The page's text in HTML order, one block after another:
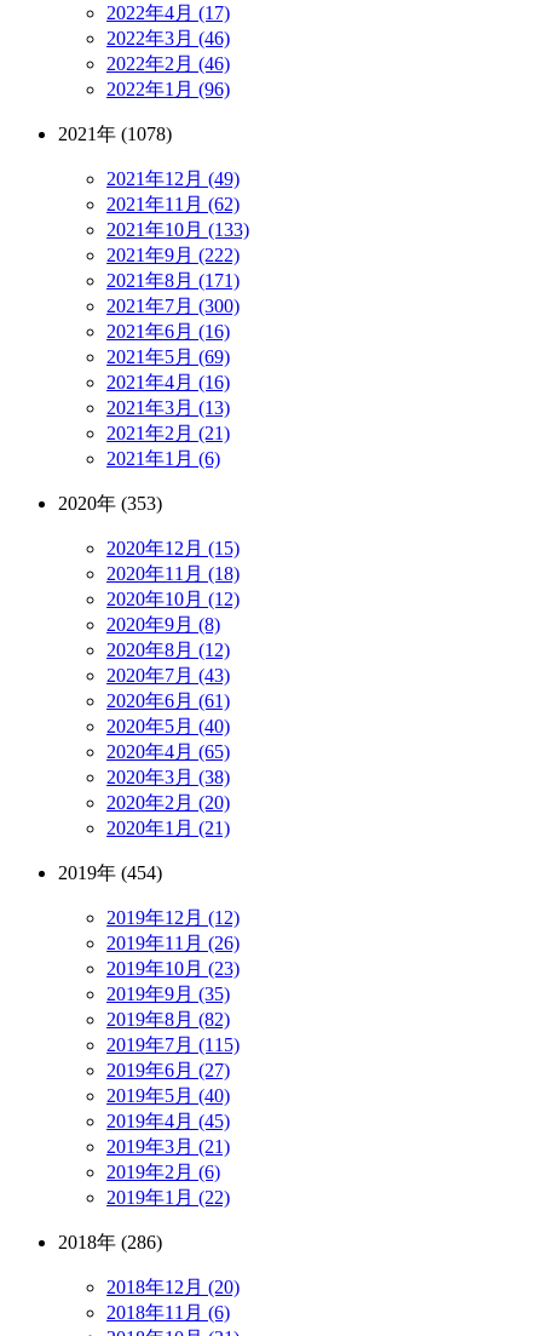
2022年4月 (17)
2022年3月 (46)
2022年2月 (46)
2022年1月 (96)
2021年 (1078)
2021年12月 (49)
2021年11月 (62)
2021年10月 (133)
2021年9月 (222)
2021年8月 (171)
2021年7月 (300)
2021年6月 (16)
2021年5月 (69)
2021年4月 (16)
2021年3月 (13)
2021年2月 (21)
2021年1月 (6)
2020年 (353)
2020年12月 (15)
2020年11月 (18)
2020年10月 (12)
2020年9月 (8)
2020年8月 (12)
2020年7月 (43)
2020年6月 (61)
2020年5月 (40)
2020年4月 (65)
2020年3月 (38)
2020年2月 (20)
2020年1月 (21)
2019年 (454)
2019年12月 (12)
2019年11月 (26)
2019年10月 (23)
2019年9月 (35)
2019年8月 (82)
2019年7月 (115)
2019年6月 (27)
2019年5月 (40)
2019年4月 (45)
2019年3月 (21)
2019年2月 (6)
2019年1月 (22)
2018年 (286)
2018年12月 (20)
2018年11月 (6)